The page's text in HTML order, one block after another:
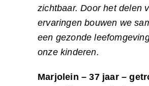
zichtbaar. Door het delen
ervaringen bouwen we
een gezonde
onze kinderen.
Marjolein – 37 jaar –